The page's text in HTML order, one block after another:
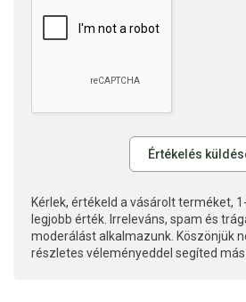
Kérlek, értékeld a vásárolt terméket,
legjobb érték. Irreleváns, spam és
moderálást alkalmazunk. Köszönjük
részletes véleményeddel segíted